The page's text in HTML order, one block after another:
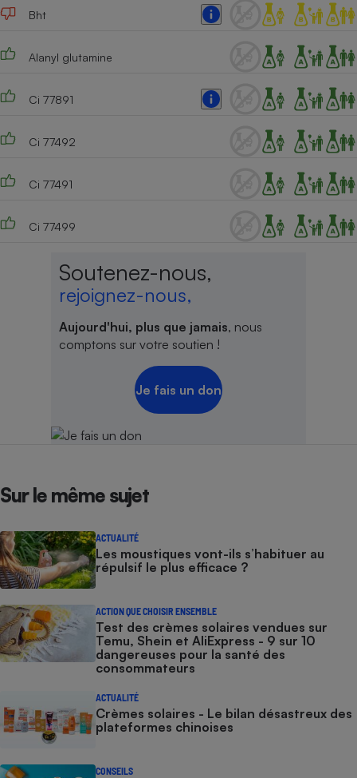
Bht
Alanyl glutamine
Ci 77891
Ci 77492
Ci 77491
Ci 77499
Soutenez-nous,
rejoignez-nous,
Aujourd'hui, plus que jamais, nous
comptons sur votre soutien !
Je fais un don
Sur le même sujet
ACTUALITÉ
Les moustiques vont-ils s’habituer au
répulsif le plus efficace ?
ACTION QUE CHOISIR ENSEMBLE
Test des crèmes solaires vendues sur
Temu, Shein et AliExpress - 9 sur 10
dangereuses pour la santé des
consommateurs
ACTUALITÉ
Crèmes solaires - Le bilan désastreux des
plateformes chinoises
CONSEILS